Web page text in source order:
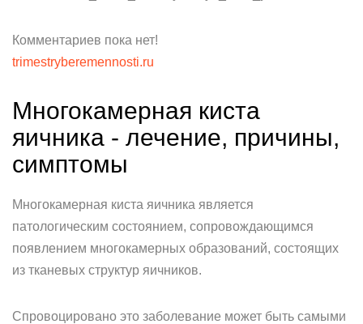
Комментариев пока нет!
trimestryberemennosti.ru
Многокамерная киста
яичника - лечение, причины,
симптомы
Многокамерная киста яичника является
патологическим состоянием, сопровождающимся
появлением многокамерных образований, состоящих
из тканевых структур яичников.
Спровоцировано это заболевание может быть самыми